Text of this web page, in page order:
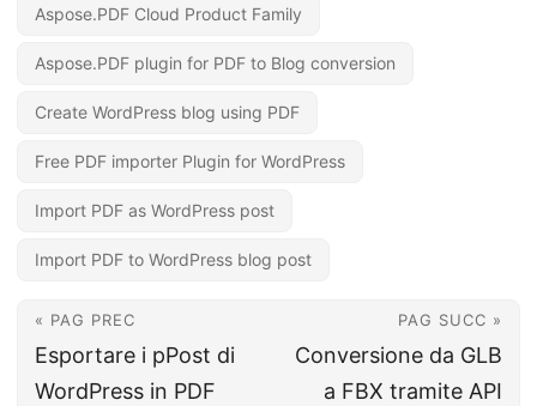
Aspose.PDF Cloud Product Family
Aspose.PDF plugin for PDF to Blog conversion
Create WordPress blog using PDF
Free PDF importer Plugin for WordPress
Import PDF as WordPress post
Import PDF to WordPress blog post
« PAG PREC
Esportare i pPost di
WordPress in PDF
PAG SUCC »
Conversione da GLB
a FBX tramite API